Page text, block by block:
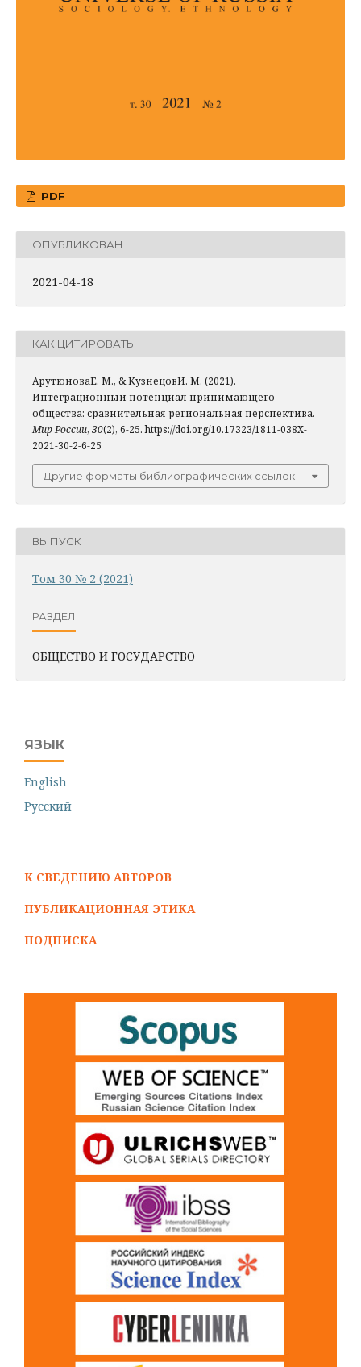
PDF
ОПУБЛИКОВАН
2021-04-18
КАК ЦИТИРОВАТЬ
АрутюноваЕ. М., & КузнецовИ. М. (2021).
Интеграционный потенциал принимающего
общества: сравнительная региональная перспектива.
Мир России, 30(2), 6-25. https://doi.org/10.17323/1811-038X-
2021-30-2-6-25
Другие форматы библиографических ссылок
ВЫПУСК
Том 30 № 2 (2021)
РАЗДЕЛ
ОБЩЕСТВО И ГОСУДАРСТВО
ЯЗЫК
English
Русский
К СВЕДЕНИЮ АВТОРОВ
ПУБЛИКАЦИОННАЯ ЭТИКА
ПОДПИСКА